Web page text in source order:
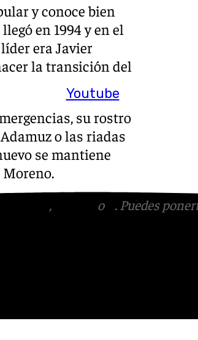
Youtube
y conoce bien
en 1994 y en el
era Javier
la transición del
su rostro
o las riadas
se mantiene
Moreno.
, o
. Puedes